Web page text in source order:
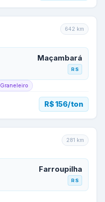
642 km
Maçambará
RS
Graneleiro
R$ 156/ton
281 km
Farroupilha
RS